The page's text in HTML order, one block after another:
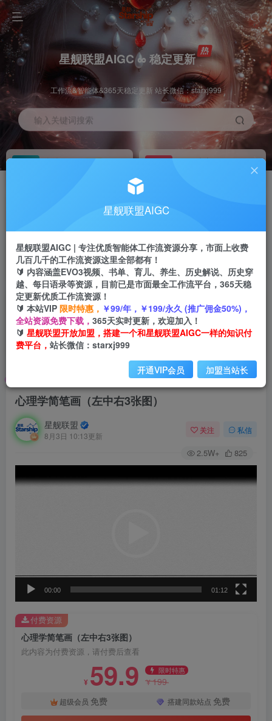
星舰联盟AIGC ∞ 稳定更新
工作流&智能体&365天稳定更新 站长微信：starxj999
输入关键词搜索
加入会员 工作流主页
每周免费工作流体验
站长招募
推荐
项目周期预估10年
心理学简笔画（左中右3张图）
星舰联盟
8月3日 10:13更新
关注 私信
2.5W+ 825
00:00 01:12
心理学简笔画（左中右3张图）
此内容为付费资源，请付费后查看
¥ 59.9 限时特惠
¥199
超级会员 免费 搭建同款站点 免费
付费资源
星舰联盟AIGC
星舰联盟AIGC | 专注优质智能体工作流资源分享，市面上收费
几百几千的工作流资源这里全部都有！
🔰 内容涵盖EVO3视频、书单、育儿、养生、历史解说、历史穿
越、每日语录等资源，目前已是市面最全工作流平台，365天稳
定更新优质工作流资源！
🔰 本站VIP 限时特惠， ￥99/年，￥199/永久 (推广佣金50%)，
全站资源免费下载， 365天实时更新，欢迎加入！
🔰 星舰联盟开放加盟，搭建一个和星舰联盟AIGC一样的知识付
费平台， 站长微信：starxj999
开通VIP会员 加盟当站长